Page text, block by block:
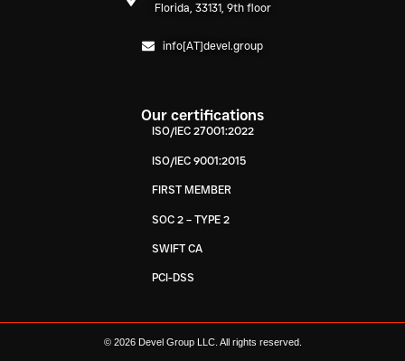
Florida, 33131, 9th floor
info[AT]devel.group
Our certifications
ISO/IEC 27001:2022
ISO/IEC 9001:2015
FIRST MEMBER
SOC 2 – TYPE 2
SWIFT CA
PCI-DSS
© 2026 Devel Group LLC. All rights reserved.